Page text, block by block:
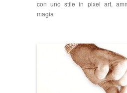
con uno stile in pixel art,
magia